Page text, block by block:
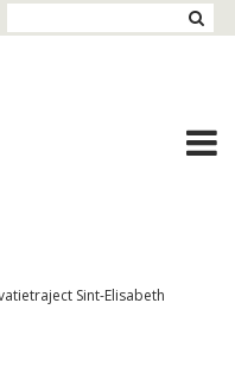
Sint-Elisabeth